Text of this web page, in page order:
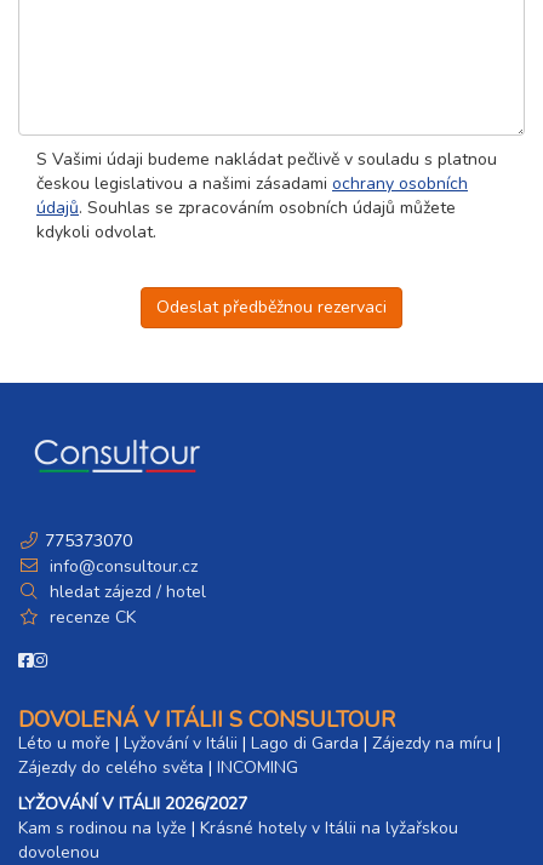
S Vašimi údaji budeme nakládat pečlivě v souladu s platnou
českou legislativou a našimi zásadami ochrany osobních
údajů. Souhlas se zpracováním osobních údajů můžete
kdykoli odvolat.
Odeslat předběžnou rezervaci
775373070
info@consultour.cz
hledat zájezd / hotel
recenze CK
DOVOLENÁ V ITÁLII S CONSULTOUR
Léto u moře | Lyžování v Itálii | Lago di Garda | Zájezdy na míru |
Zájezdy do celého světa | INCOMING
LYŽOVÁNÍ V ITÁLII 2026/2027
Kam s rodinou na lyže |​ Krásné hotely v Itálii na lyžařskou
dovolenou